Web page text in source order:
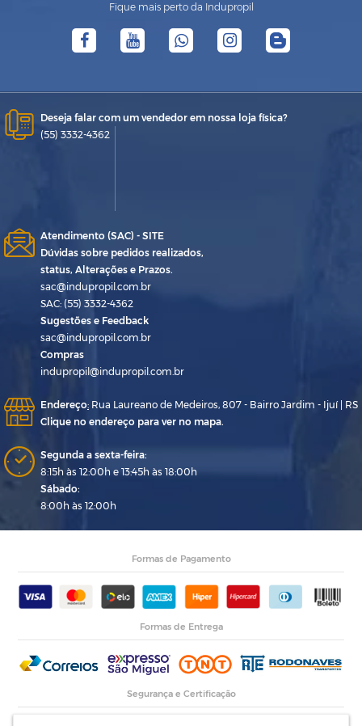
Fique mais perto da Indupropil
Deseja falar com um vendedor em nossa loja física?
(55) 3332-4362
Atendimento (SAC) - SITE
Dúvidas sobre pedidos realizados,
status, Alterações e Prazos.
sac@indupropil.com.br
SAC: (55) 3332-4362
Sugestões e Feedback
sac@indupropil.com.br
Compras
indupropil@indupropil.com.br
Endereço: Rua Laureano de Medeiros, 807 - Bairro Jardim - Ijuí | RS
Clique no endereço para ver no mapa.
Segunda a sexta-feira:
8:15h às 12:00h e 13:45h às 18:00h
Sábado:
8:00h às 12:00h
Formas de Pagamento
Formas de Entrega
Segurança e Certificação